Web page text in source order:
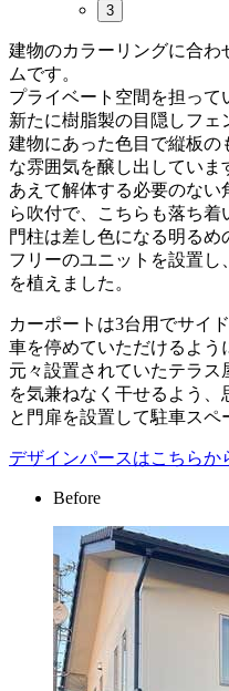
3
建物のカラーリングに合わ
ムです。
プライベート空間を担って
新たに樹脂製の目隠しフェ
建物にあった色目で縦板の
な雰囲気を醸し出していま
あえて解体する必要のな
ら吹付で、こちらも落ち着
門柱は差し色になる明る
フリーのユニットを設置し
を植えました。
カーポートは3台用でサイ
車を停めていただけるよう
元々設置されていたテラ
を気兼ねなく干せるよう
と門扉を設置して駐車スペ
デザインパースはこちらか
Before